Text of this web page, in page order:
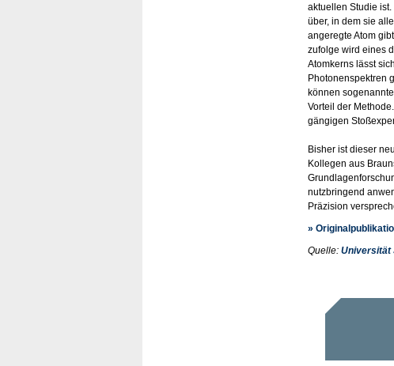
aktuellen Studie
über, in dem sie
angeregte Atom
zufolge wird eines
Atomkerns lässt
Photonenspektren
können
Vorteil der
gängigen
Bisher ist dieser
Kollegen aus
nutzbringend
Präzision
»
Quelle: Universität